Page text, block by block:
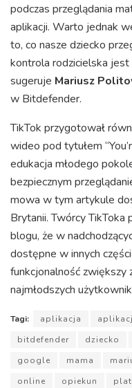
podczas przeglądania
aplikacji. Warto jednak
to, co nasze dziecko
kontrola rodzicielska
sugeruje Mariusz
w Bitdefender.
TikTok przygotował
wideo pod tytułem
edukacja młodego
bezpiecznym
mowa w tym artykule
Brytanii. Twórcy
blogu, że w
dostępne w innych
funkcjonalność zwiększy
najmłodszych
Tagi: aplikacja
bitdefender
dziecko
google
mama
online
opiekun